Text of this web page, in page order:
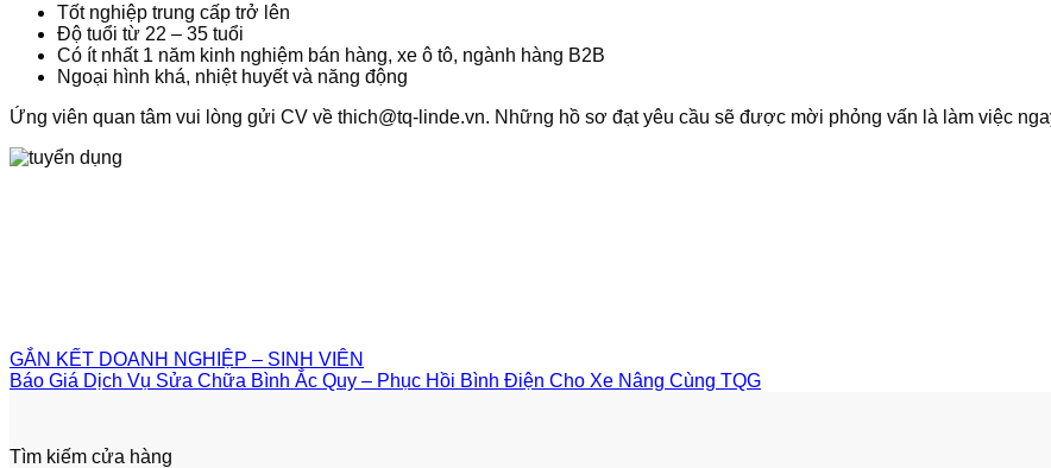
Tốt nghiệp trung cấp trở lên
Độ tuổi từ 22 – 35 tuổi
Có ít nhất 1 năm kinh nghiệm bán hàng, xe ô tô, ngành hàng B2B
Ngoại hình khá, nhiệt huyết và năng động
Ứng viên quan tâm vui lòng gửi CV về thich@tq-linde.vn. Những hồ sơ đạt yêu cầu sẽ được mời phỏng vấn là làm việc
GẮN KẾT DOANH NGHIỆP – SINH VIÊN
Báo Giá Dịch Vụ Sửa Chữa Bình Ắc Quy – Phục Hồi Bình Điện Cho Xe Nâng Cùng TQG
Tìm kiếm cửa hàng